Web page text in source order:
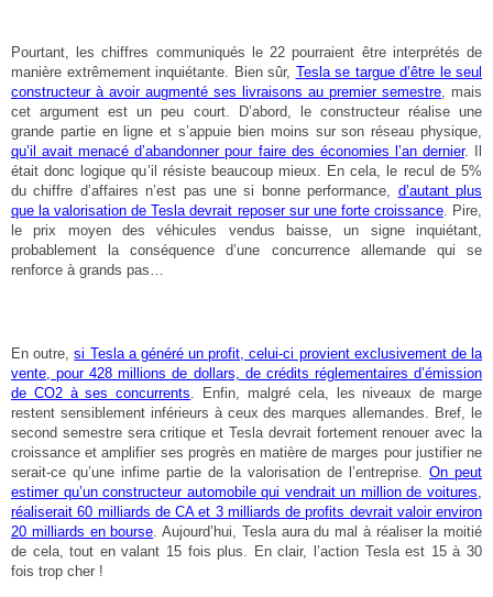
Pourtant, les chiffres communiqués le 22 pourraient être interprétés de
manière extrêmement inquiétante. Bien sûr, Tesla se targue d’être le seul
constructeur à avoir augmenté ses livraisons au premier semestre, mais
cet argument est un peu court. D’abord, le constructeur réalise une
grande partie en ligne et s’appuie bien moins sur son réseau physique,
qu’il avait menacé d’abandonner pour faire des économies l’an dernier. Il
était donc logique qu’il résiste beaucoup mieux. En cela, le recul de 5%
du chiffre d’affaires n’est pas une si bonne performance, d’autant plus
que la valorisation de Tesla devrait reposer sur une forte croissance. Pire,
le prix moyen des véhicules vendus baisse, un signe inquiétant,
probablement la conséquence d’une concurrence allemande qui se
renforce à grands pas…
En outre,si Tesla a généré un profit, celui-ci provient exclusivement de la
vente, pour 428 millions de dollars, de crédits réglementaires d’émission
de CO2 à ses concurrents. Enfin, malgré cela, les niveaux de marge
restent sensiblement inférieurs à ceux des marques allemandes. Bref, le
second semestre sera critique et Tesla devrait fortement renouer avec la
croissance et amplifier ses progrès en matière de marges pour justifier ne
serait-ce qu’une infime partie de la valorisation de l’entreprise. On peut
estimer qu’un constructeur automobile qui vendrait un million de voitures,
réaliserait 60 milliards de CA et 3 milliards de profits devrait valoir environ
20 milliards en bourse. Aujourd’hui, Tesla aura du mal à réaliser la moitié
de cela, tout en valant 15 fois plus. En clair, l’action Tesla est 15 à 30
fois trop cher !